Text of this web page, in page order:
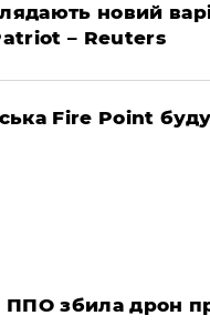
новий
– Reuters
Fire Point
ППО збила дрон